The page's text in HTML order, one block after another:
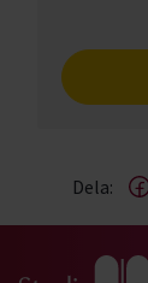
Dela:
Gå till